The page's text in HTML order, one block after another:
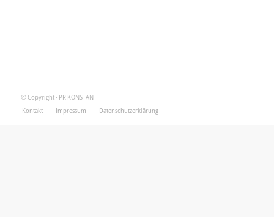
© Copyright - PR KONSTANT
Kontakt
Impressum Datenschutzerklärung